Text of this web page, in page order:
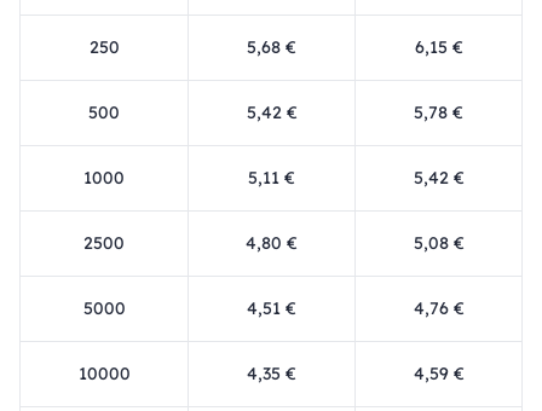
250 5,68 € 6,15 €
500 5,42 € 5,78 €
1000 5,11 € 5,42 €
2500 4,80 € 5,08 €
5000 4,51 € 4,76 €
10000 4,35 € 4,59 €